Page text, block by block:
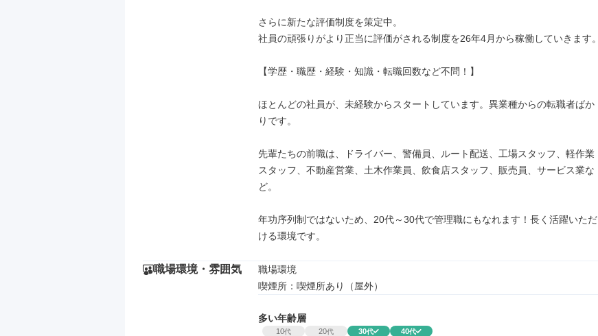
さらに新たな評価制度を策定中。
社員の頑張りがより正当に評価がされる制度を26年4月から稼働していきます。
【学歴・職歴・経験・知識・転職回数など不問！】
ほとんどの社員が、未経験からスタートしています。異業種からの転職者ばか
りです。
先輩たちの前職は、ドライバー、警備員、ルート配送、工場スタッフ、軽作業
スタッフ、不動産営業、土木作業員、飲食店スタッフ、販売員、サービス業な
ど。
年功序列制ではないため、20代～30代で管理職にもなれます！長く活躍いただ
ける環境です。
職場環境・雰囲気
職場環境
喫煙所：喫煙所あり（屋外）
多い年齢層
10代 20代 30代 40代